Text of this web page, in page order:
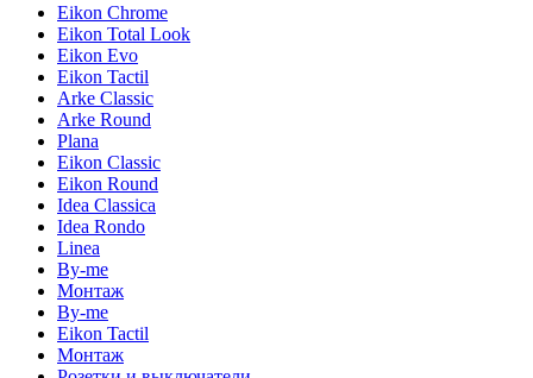
Eikon Chrome
Eikon Total Look
Eikon Evo
Eikon Tactil
Arke Classic
Arke Round
Plana
Eikon Classic
Eikon Round
Idea Classica
Idea Rondo
Linea
By-me
Монтаж
By-me
Eikon Tactil
Монтаж